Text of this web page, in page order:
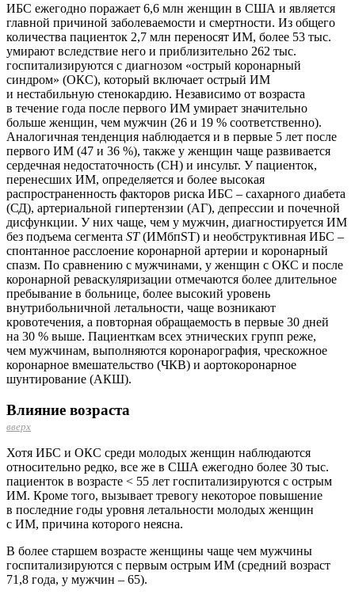
ИБС ежегодно поражает 6,6 млн женщин в США и является
главной причиной заболеваемости и смертности. Из общего
количества пациенток 2,7 млн переносят ИМ, более 53 тыс.
умирают вследствие него и приблизительно 262 тыс.
госпитализируются с диагнозом «острый коронарный
синдром» (ОКС), который включает острый ИМ
и нестабильную стенокардию. Независимо от возраста
в течение года после первого ИМ умирает значительно
больше женщин, чем мужчин (26 и 19 % соответственно).
Аналогичная тенденция наблюдается и в первые 5 лет после
первого ИМ (47 и 36 %), также у женщин чаще развивается
сердечная недостаточность (СН) и инсульт. У пациенток,
перенесших ИМ, определяется и более высокая
распространенность факторов риска ИБС – сахарного диабета
(СД), артериальной гипертензии (АГ), депрессии и почечной
дисфункции. У них чаще, чем у мужчин, диагностируется ИМ
без подъема сегмента ST(ИМбпST) и необструктивная ИБС –
спонтанное расслоение коронарной артерии и коронарный
спазм. По сравнению с мужчинами, у женщин с ОКС и после
коронарной реваскуляризации отмечаются более длительное
пребывание в больнице, более высокий уровень
внутрибольничной летальности, чаще возникают
кровотечения, а повторная обращаемость в первые 30 дней
на 30 % выше. Пациенткам всех этнических групп реже,
чем мужчинам, выполняются коронарография, чрескожное
коронарное вмешательство (ЧКВ) и аортокоронарное
шунтирование (АКШ).
Влияние возраста
вверх
Хотя ИБС и ОКС среди молодых женщин наблюдаются
относительно редко, все же в США ежегодно более 30 тыс.
пациенток в возрасте < 55 лет госпитализируются с острым
ИМ. Кроме того, вызывает тревогу некоторое повышение
в последние годы уровня летальности молодых женщин
с ИМ, причина которого неясна.
В более старшем возрасте женщины чаще чем мужчины
госпитализируются с первым острым ИМ (средний возраст
71,8 года, у мужчин – 65).